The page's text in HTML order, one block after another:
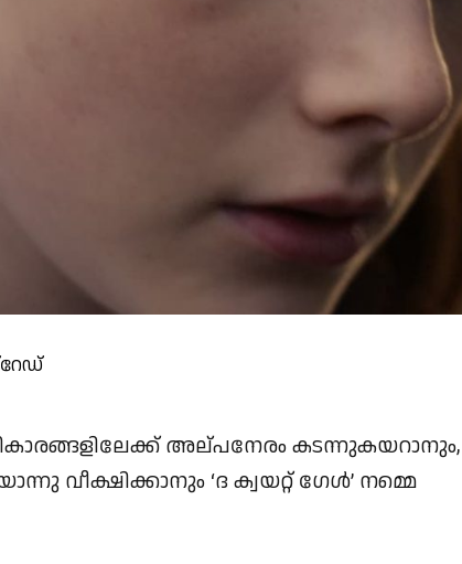
അല്പനേരം കടന്നുകയറാനും,
വീക്ഷിക്കാനും ‘ദ ക്വയറ്റ് ഗേള്‍’ നമ്മെ